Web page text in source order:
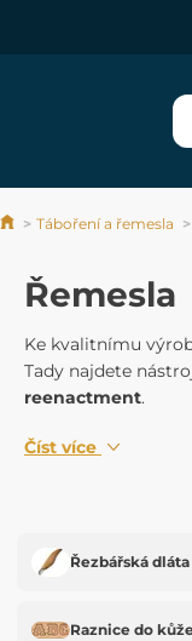
Táboření a řemesla
Řemesla
Ke kvalitnímu
Tady najdete
reenactment.
Číst více
Řezbářská dláta
Raznice do